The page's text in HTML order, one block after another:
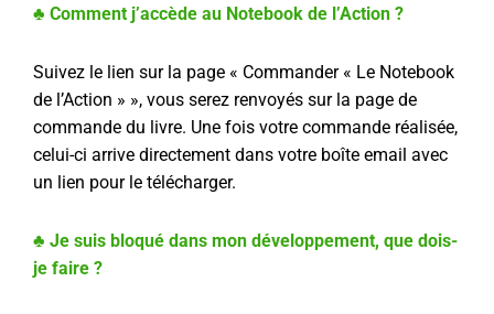
♣ Comment j’accède au Notebook de l’Action ?
Suivez le lien sur la page « Commander « Le Notebook
de l’Action » », vous serez renvoyés sur la page de
commande du livre. Une fois votre commande réalisée,
celui-ci arrive directement dans votre boîte email avec
un lien pour le télécharger.
♣ Je suis bloqué dans mon développement, que dois-
je faire ?